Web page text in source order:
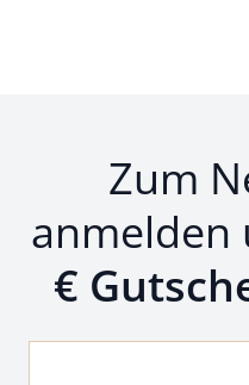
Zum
anmelden
€